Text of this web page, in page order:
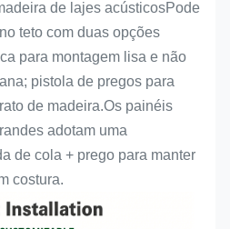
de lajes acústicosPode
teto com duas opções
para montagem lisa e não
pistola de pregos para
de madeira.Os painéis
adotam uma
de cola + prego para manter
costura.